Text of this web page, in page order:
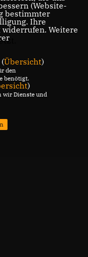
(Website-
bestimmter
Ihre
Weitere
Übersicht)
den
benötigt.
)
wir Dienste und